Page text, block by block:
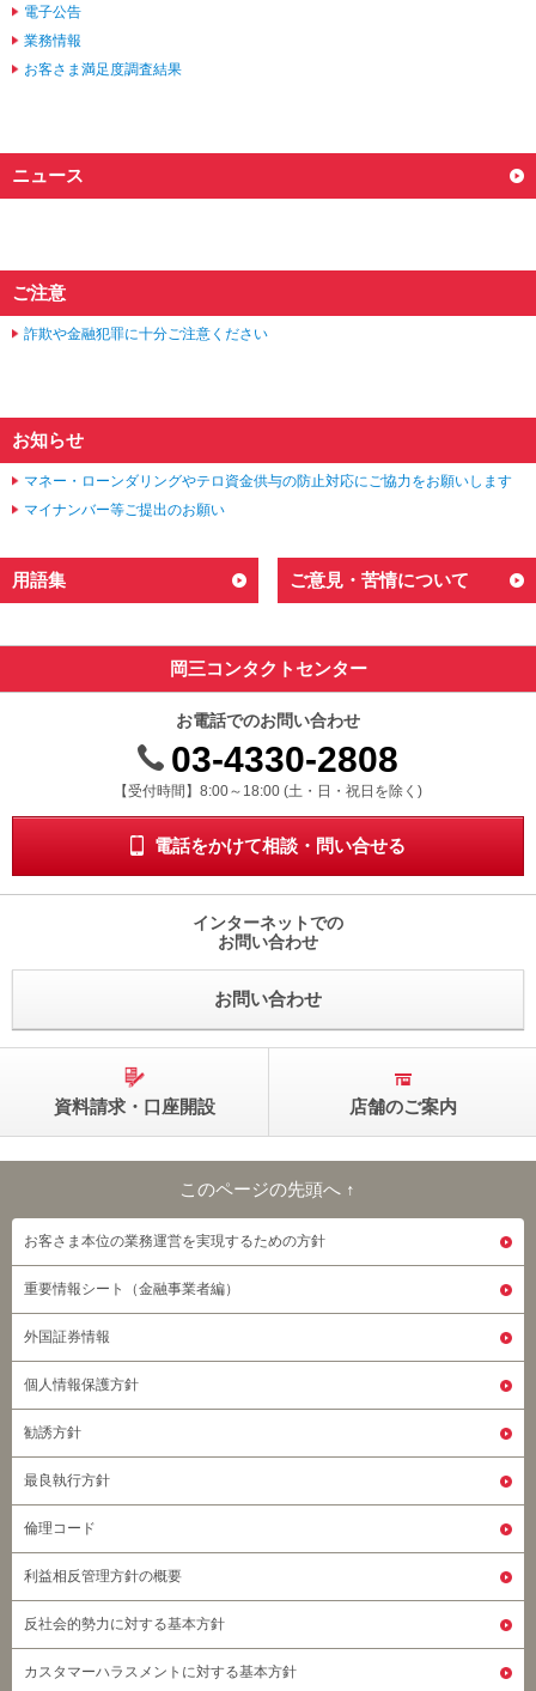
電子公告
業務情報
お客さま満足度調査結果
ニュース
ご注意
詐欺や金融犯罪に十分ご注意ください
お知らせ
マネー・ローンダリングやテロ資金供与の防止対応にご協力をお願いします
マイナンバー等ご提出のお願い
用語集 ご意見・苦情について
岡三コンタクトセンター
お電話でのお問い合わせ
03-4330-2808
受付時間 8時から18時 ドニチシュクジツを除く
【受付時間】8:00～18:00 (土・日・祝日を除く)
電話をかけて相談・問い合せる
インターネットでの
お問い合わせ
お問い合わせ
資料請求・口座開設 店舗のご案内
このページの先頭へ
このページの先頭へ ↑
お客さま本位の業務運営を実現するための方針
重要情報シート（金融事業者編）
外国証券情報
個人情報保護方針
勧誘方針
最良執行方針
倫理コード
利益相反管理方針の概要
反社会的勢力に対する基本方針
カスタマーハラスメントに対する基本方針